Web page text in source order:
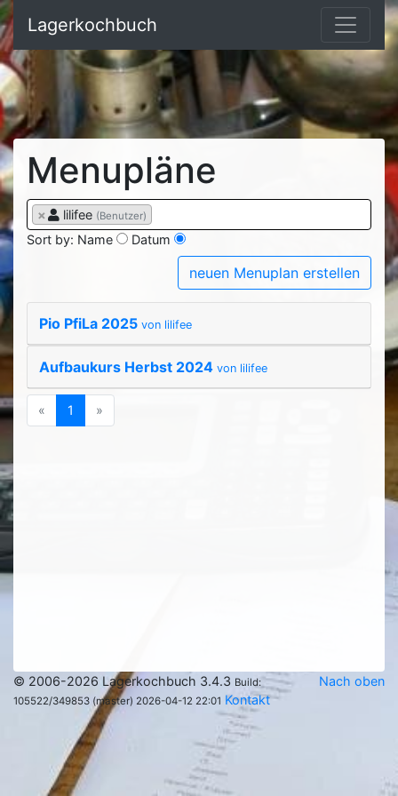
Lagerkochbuch
Menupläne
× lilifee (Benutzer)
Sort by: Name Datum
neuen Menuplan erstellen
Pio PfiLa 2025 von lilifee
Aufbaukurs Herbst 2024 von lilifee
« Previous
1 (current)
»
Nach oben
© 2006-2026 Lagerkochbuch 3.4.3 Build:
105522/349853 (master) 2026-04-12 22:01 Kontakt